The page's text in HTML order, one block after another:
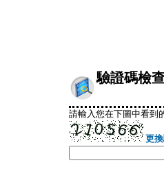
驗證碼檢
請輸入您在下圖中看到
更